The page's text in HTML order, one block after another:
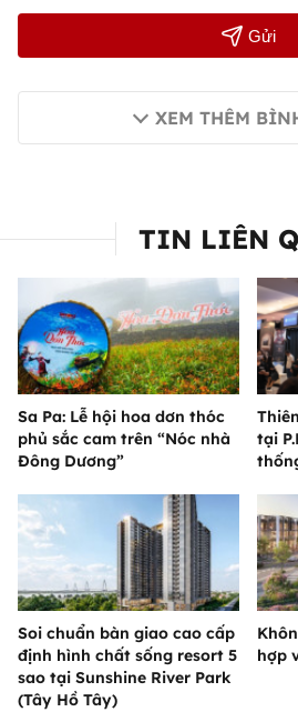
Gửi
XEM THÊM
TIN LIÊN
Sa Pa: Lễ hội hoa dơn thóc
phủ sắc cam trên “Nóc nhà
Đông Dương”
tại
Soi chuẩn bàn giao cao cấp
định hình chất sống resort 5
sao tại Sunshine River Park
(Tây Hồ Tây)
hợp